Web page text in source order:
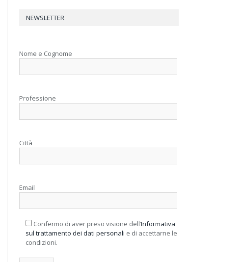
NEWSLETTER
Nome e Cognome
Professione
Città
Email
Confermo di aver preso visione dell’Informativa
sul trattamento dei dati personali e di accettarne le
condizioni.